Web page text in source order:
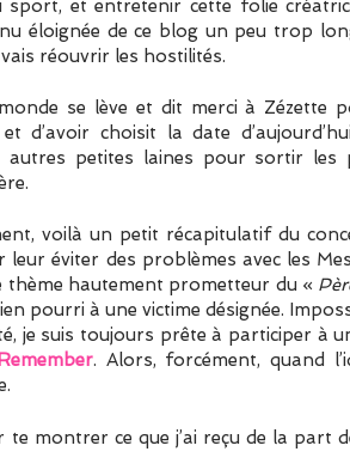
et entretenir cette folie
éloignée de ce blog un peu trop
réouvrir les hostilités.
se lève et dit merci à Zézette
d’avoir choisit la date
petites laines pour sortir les
voilà un petit récapitulatif du
éviter des problèmes avec les
thème hautement prometteur du «
pourri à une victime désignée.
je suis toujours prête à participer à
Remember. Alors, forcément, quand
montrer ce que j’ai reçu de la part